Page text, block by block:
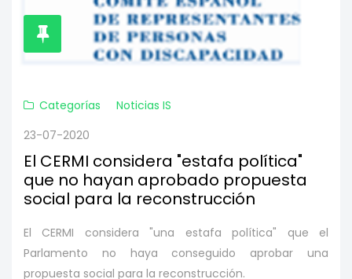
Categorías
Noticias IS
23-07-2020
El CERMI considera "estafa política"
que no hayan aprobado propuesta
social para la reconstrucción
El CERMI considera "una estafa política" que el
Parlamento no haya conseguido aprobar una
propuesta social para la reconstrucción.